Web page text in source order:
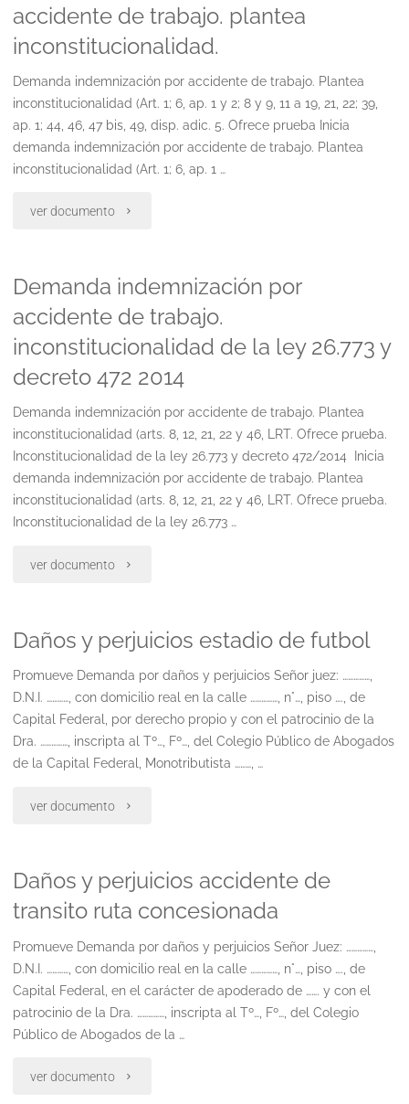
enfermedad
profesional
listada.
leyes
26.77bloque
de
inconstitucionalidad"
accidente de trabajo. plantea
inconstitucionalidad.
Demanda indemnización por accidente de trabajo. Plantea
inconstitucionalidad (Art. 1; 6, ap. 1 y 2; 8 y 9, 11 a 19, 21, 22; 39,
ap. 1; 44, 46, 47 bis, 49, disp. adic. 5. Ofrece prueba Inicia
demanda indemnización por accidente de trabajo. Plantea
inconstitucionalidad (Art. 1; 6, ap. 1 …
ver documento "Demanda
por
accidente
de
plantea
inconstitucionalidad."
Demanda indemnización por
accidente de trabajo.
inconstitucionalidad de la ley 26.773 y
decreto 472 2014
Demanda indemnización por accidente de trabajo. Plantea
inconstitucionalidad (arts. 8, 12, 21, 22 y 46, LRT. Ofrece prueba.
Inconstitucionalidad de la ley 26.773 y decreto 472/2014 Inicia
demanda indemnización por accidente de trabajo. Plantea
inconstitucionalidad (arts. 8, 12, 21, 22 y 46, LRT. Ofrece prueba.
Inconstitucionalidad de la ley 26.773 …
ver documento "Demanda
por
accidente
trabajo.
ley
y
472
2014"
Daños y perjuicios estadio de futbol
Promueve Demanda por daños y perjuicios Señor juez: ……………,
D.N.I. …………, con domicilio real en la calle ……………, n°…, piso …., de
Capital Federal, por derecho propio y con el patrocinio de la
Dra. ……………, inscripta al Tº…, Fº…, del Colegio Público de Abogados
de la Capital Federal, Monotributista ………, …
ver documento "Daños
perjuicios
estadio
de
futbol"
Daños y perjuicios accidente de
transito ruta concesionada
Promueve Demanda por daños y perjuicios Señor Juez: ……………,
D.N.I. …………, con domicilio real en la calle ……………, n°…, piso …., de
Capital Federal, en el carácter de apoderado de ……. y con el
patrocinio de la Dra. ……………, inscripta al Tº…, Fº…, del Colegio
Público de Abogados de la …
ver documento "Daños